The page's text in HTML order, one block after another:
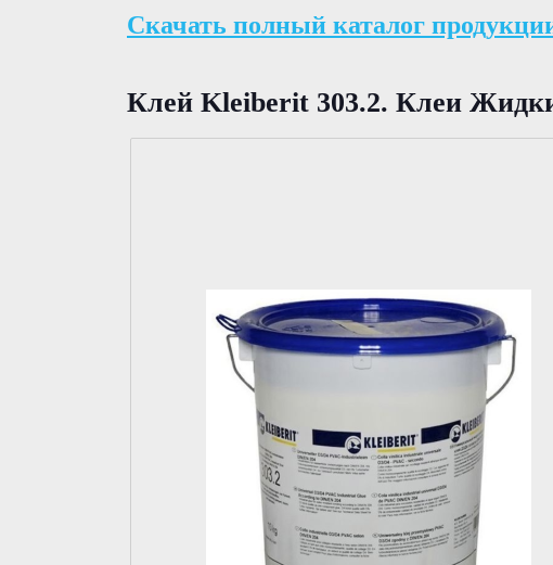
Скачать полный каталог
Клей Kleiberit 303.2. Клеи